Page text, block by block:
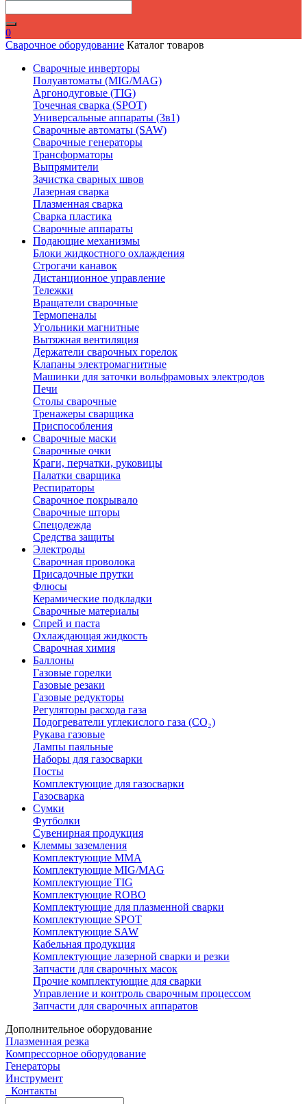
0
Сварочное оборудование Каталог товаров
Сварочные инверторы
Полуавтоматы (MIG/MAG)
Аргонодуговые (TIG)
Точечная сварка (SPOT)
Универсальные аппараты (3в1)
Сварочные автоматы (SAW)
Сварочные генераторы
Трансформаторы
Выпрямители
Зачистка сварных швов
Лазерная сварка
Плазменная сварка
Сварка пластика
Сварочные аппараты
Подающие механизмы
Блоки жидкостного охлаждения
Строгачи канавок
Дистанционное управление
Тележки
Вращатели сварочные
Термопеналы
Угольники магнитные
Вытяжная вентиляция
Держатели сварочных горелок
Клапаны электромагнитные
Машинки для заточки вольфрамовых электродов
Печи
Столы сварочные
Тренажеры сварщика
Приспособления
Сварочные маски
Сварочные очки
Краги, перчатки, руковицы
Палатки сварщика
Респираторы
Сварочное покрывало
Сварочные шторы
Спецодежда
Средства защиты
Электроды
Сварочная проволока
Присадочные прутки
Флюсы
Керамические подкладки
Сварочные материалы
Спрей и паста
Охлаждающая жидкость
Сварочная химия
Баллоны
Газовые горелки
Газовые резаки
Газовые редукторы
Регуляторы расхода газа
Подогреватели углекислого газа (CO₂)
Рукава газовые
Лампы паяльные
Наборы для газосварки
Посты
Комплектующие для газосварки
Газосварка
Сумки
Футболки
Сувенирная продукция
Клеммы заземления
Комплектующие ММА
Комплектующие MIG/MAG
Комплектующие TIG
Комплектующие ROBO
Комплектующие для плазменной сварки
Комплектующие SPOT
Комплектующие SAW
Кабельная продукция
Комплектующие лазерной сварки и резки
Запчасти для сварочных масок
Прочие комплектующие для сварки
Управление и контроль сварочным процессом
Запчасти для сварочных аппаратов
Дополнительное оборудование
Плазменная резка
Компрессорное оборудование
Генераторы
Инструмент
Контакты